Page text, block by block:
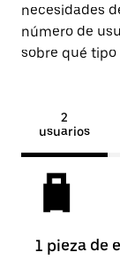
necesidades
número de
sobre qué
2
usuarios
1 pieza de